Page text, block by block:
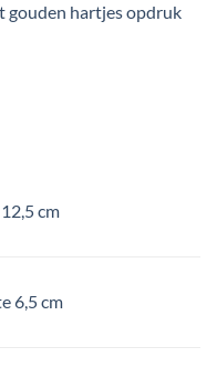
gouden hartjes opdruk
cm
6,5 cm